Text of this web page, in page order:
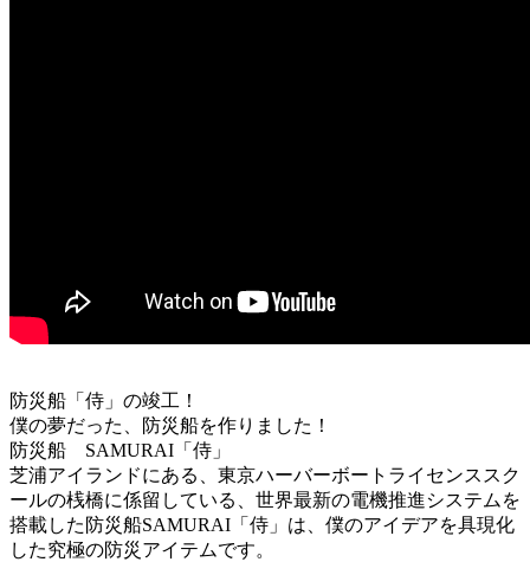
防災船「侍」の竣工！
僕の夢だった、防災船を作りました！
防災船 SAMURAI「侍」
芝浦アイランドにある、東京ハーバーボートライセンススク
ールの桟橋に係留している、世界最新の電機推進システムを
搭載した防災船SAMURAI「侍」は、僕のアイデアを具現化
した究極の防災アイテムです。